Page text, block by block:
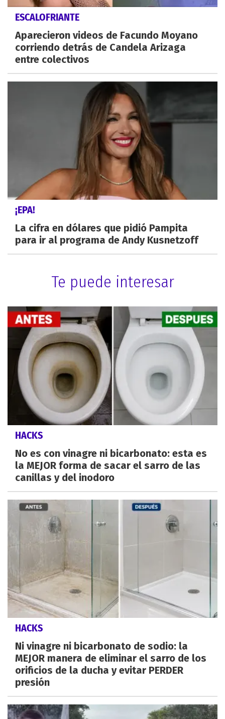
ESCALOFRIANTE
Aparecieron videos de Facundo Moyano
corriendo detrás de Candela Arizaga
entre colectivos
¡EPA!
La cifra en dólares que pidió Pampita
para ir al programa de Andy Kusnetzoff
Te puede interesar
HACKS
No es con vinagre ni bicarbonato: esta es
la MEJOR forma de sacar el sarro de las
canillas y del inodoro
HACKS
Ni vinagre ni bicarbonato de sodio: la
MEJOR manera de eliminar el sarro de los
orificios de la ducha y evitar PERDER
presión